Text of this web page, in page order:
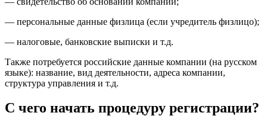
— персональные данные физлица (если учредитель физлицо);
— налоговые, банковские выписки и т.д.
Также потребуется российские данные компании (на русском
языке): название, вид деятельности, адреса компании,
структура управления и т.д.
С чего начать процедуру регистрации?